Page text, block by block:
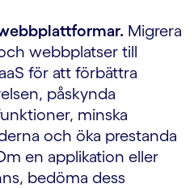
Migrera
webbplatser till
för att förbättra
påskynda
minska
och öka prestanda
en applikation eller
bedöma dess